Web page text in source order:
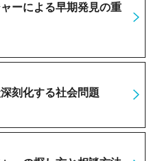
ーによる早期発見の重
刻化する社会問題